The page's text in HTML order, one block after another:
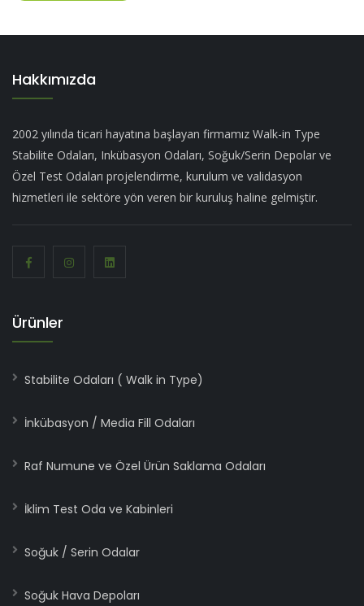
Hakkımızda
2002 yılında ticari hayatına başlayan firmamız Walk-in Type
Stabilite Odaları, Inkübasyon Odaları, Soğuk/Serin Depolar ve
Özel Test Odaları projelendirme, kurulum ve validasyon
hizmetleri ile sektöre yön veren bir kuruluş haline gelmiştir.
Ürünler
Stabilite Odaları ( Walk in Type)
İnkübasyon / Media Fill Odaları
Raf Numune ve Özel Ürün Saklama Odaları
İklim Test Oda ve Kabinleri
Soğuk / Serin Odalar
Soğuk Hava Depoları